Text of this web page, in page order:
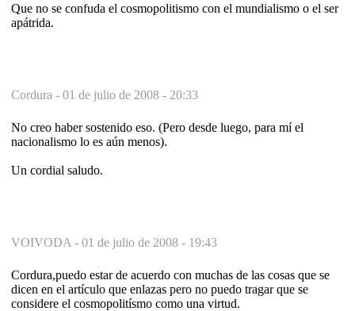
Que no se confuda el cosmopolitismo con el mundialismo o el ser
apátrida.
Cordura - 01 de julio de 2008 - 20:33
No creo haber sostenido eso. (Pero desde luego, para mí el
nacionalismo lo es aún menos).
Un cordial saludo.
VOIVODA - 01 de julio de 2008 - 19:43
Cordura,puedo estar de acuerdo con muchas de las cosas que se
dicen en el artículo que enlazas pero no puedo tragar que se
considere el cosmopolitísmo como una virtud.